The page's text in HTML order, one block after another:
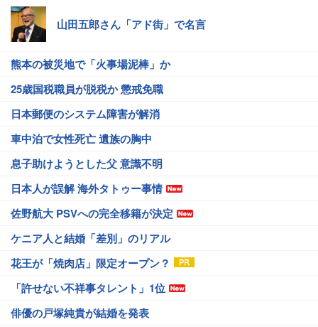
山田五郎さん「アド街」で名言
熊本の被災地で「火事場泥棒」か
25歳国税職員が脱税か 懲戒免職
日本郵便のシステム障害が解消
車中泊で女性死亡 遺族の胸中
息子助けようとした父 意識不明
日本人が誤解 海外タトゥー事情
佐野航大 PSVへの完全移籍が決定
ケニア人と結婚「差別」のリアル
花王が「焼肉店」限定オープン？
「許せない不祥事タレント」1位
俳優の戸塚純貴が結婚を発表